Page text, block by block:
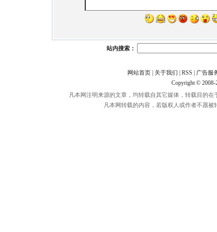
站内搜索：
网站首页| 关于我们 RSS
广告服
Copyright ©
凡本网注明来源的文章，均转载自其它媒体，转载目的
凡本网转载的内容，若版权人或作者不愿